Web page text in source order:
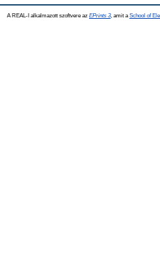
A REAL-I alkalmazott szoftvere az EPrints 3, amit a School of